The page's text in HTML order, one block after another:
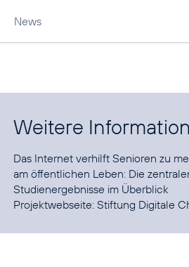
News
Weitere
Das Internet verhilft Senioren zu
am öffentlichen Leben: Die
Studienergebnisse im Überblick
Projektwebseite:Stiftung Digitale